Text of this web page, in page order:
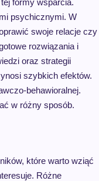
formy wsparcia.
psychicznymi. W
swoje relacje czy
rozwiązania i
oraz strategii
szybkich efektów.
behawioralnej.
w różny sposób.
które warto wziąć
Różne